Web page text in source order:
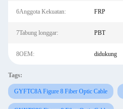
6Anggota Kekuatan: FRP
7Tabung longgar: PBT
8OEM: didukung
Tags:
GYFTC8A Figure 8 Fiber Optic Cable